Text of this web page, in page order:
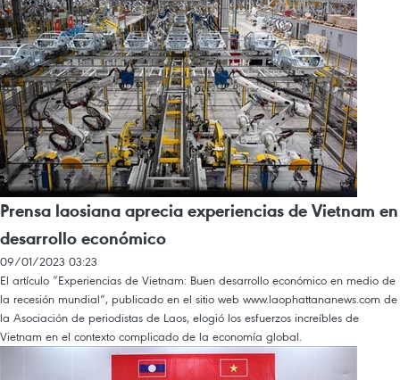
Prensa laosiana aprecia experiencias de Vietnam en
desarrollo económico
09/01/2023 03:23
El artículo “Experiencias de Vietnam: Buen desarrollo económico en medio de
la recesión mundial”, publicado en el sitio web www.laophattananews.com de
la Asociación de periodistas de Laos, elogió los esfuerzos increíbles de
Vietnam en el contexto complicado de la economía global.